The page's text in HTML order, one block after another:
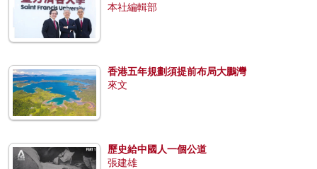
本社編輯部
香港五年規劃須提前布局大鵬灣
來文
歷史給中國人一個公道
張建雄